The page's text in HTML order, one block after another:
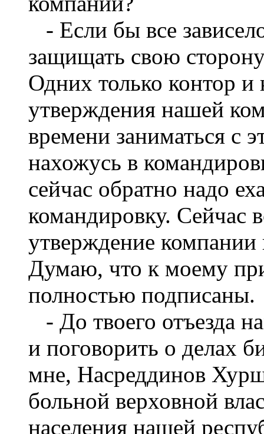
- Если бы все
защищать свою
Одних только контор и
утверждения нашей
времени заниматься с
нахожусь в
сейчас обратно надо
командировку. Сейчас
утверждение компании
Думаю, что к моему
полностью подписаны.
- До твоего отъезда
и поговорить о делах
мне, Насреддинов
больной верховной
населения нашей